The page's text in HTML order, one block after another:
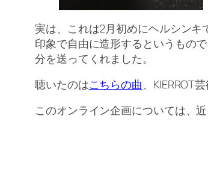
実は、これは2月初めにヘルシン
印象で自由に造形するというもの
分を送ってくれました。
聴いたのはこちらの曲、KIERROT
このオンライン企画については、